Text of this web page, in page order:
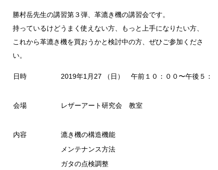
勝村岳先生の講習第３弾、革漉き機の講習会です。
持っているけどうまく使えない方、もっと上手になりたい方、
これから革漉き機を買おうかと検討中の方、ぜひご参加くださ
い。
日時 2019年1月27 （日） 午前１０：００〜午後５：
会場 レザーアート研究会 教室
内容
漉き機の構造機能
メンテナンス方法
ガタの点検調整